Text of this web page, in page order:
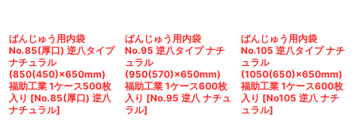
ばんじゅう用内袋
No.85(厚口) 逆八タイプ
ナチュラル
(850(450)×650mm)
福助工業 1ケース500枚
入り [No.85(厚口) 逆八
ナチュラル]
ばんじゅう用内袋
No.95 逆八タイプ ナチ
ュラル
(950(570)×650mm)
福助工業 1ケース600枚
入り [No.95 逆八 ナチュ
ラル]
ばんじゅう用内袋
No.105 逆八タイプ ナチ
ュラル
(1050(650)×650mm)
福助工業 1ケース600枚
入り [No105 逆八 ナチ
ュラル]